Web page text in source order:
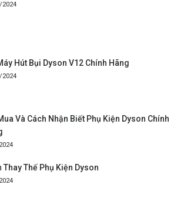
Hút Bụi Dyson V12 Chính Hãng
Và Cách Nhận Biết Phụ Kiện Dyson Chính
Thay Thế Phụ Kiện Dyson